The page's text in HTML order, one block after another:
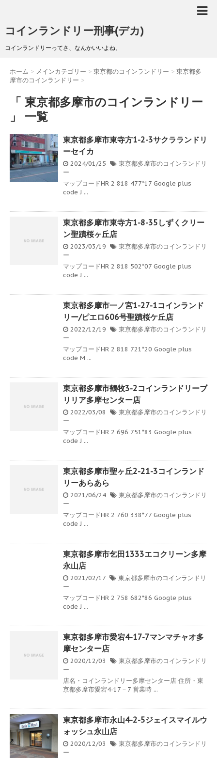
コインランドリー刑事(デカ)
コインランドリーってさ、なんかいいよね。
ホーム > メインカテゴリー > 東京都のコインランドリー > 東京都多
摩市のコインランドリー >
「 東京都多摩市のコインランドリー
」 一覧
東京都多摩市東寺方1-2-3サクラランドリ
ーセイカ
2024/01/25
東京都多摩市のコインランドリ
ー
マップコードHR 2 818 477*17 Google plus
code J ...
東京都多摩市東寺方1-8-35しずくクリー
ン聖蹟桜ヶ丘店
2023/03/19
東京都多摩市のコインランドリ
ー
マップコードHR 2 818 502*07 Google plus
code J ...
東京都多摩市一ノ宮1-27-1コインランド
リー/ピエロ606号聖蹟桜ケ丘店
2022/12/19
東京都多摩市のコインランドリ
ー
マップコードHR 2 818 721*20 Google plus
code M ...
東京都多摩市鶴牧3-2コインランドリーブ
リリア多摩センター店
2022/03/08
東京都多摩市のコインランドリ
ー
マップコードHR 2 696 751*83 Google plus
code J ...
東京都多摩市聖ヶ丘2-21-3コインランド
リーあらあら
2021/06/24
東京都多摩市のコインランドリ
ー
マップコードHR 2 760 338*77 Google plus
code J ...
東京都多摩市乞田1333エコクリーン多摩
永山店
2021/02/17
東京都多摩市のコインランドリ
ー
マップコードHR 2 758 682*86 Google plus
code J ...
東京都多摩市愛宕4-17-7マンマチャオ多
摩センター店
2020/12/03
東京都多摩市のコインランドリ
ー
店名・コインランドリー多摩センター店 住所・東
京都多摩市愛宕4-17－7 営業時 ...
東京都多摩市永山4-2-5ジェイスマイルウ
ォッシュ永山店
2020/12/03
東京都多摩市のコインランドリ
ー